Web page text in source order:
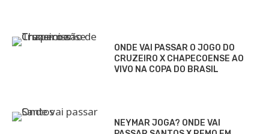
ONDE VAI PASSAR O JOGO DO
CRUZEIRO X CHAPECOENSE AO
VIVO NA COPA DO BRASIL
NEYMAR JOGA? ONDE VAI